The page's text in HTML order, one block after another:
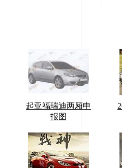
起亚福瑞迪两厢申
报图